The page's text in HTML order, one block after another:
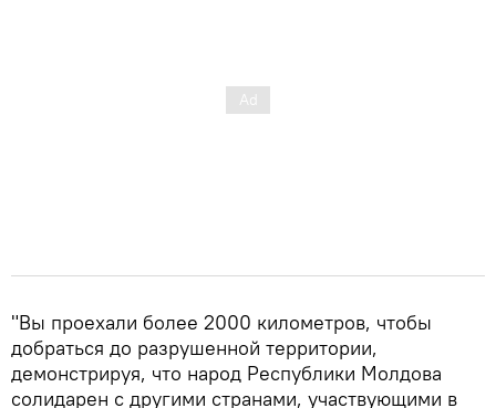
"Вы проехали более 2000 километров, чтобы
добраться до разрушенной территории,
демонстрируя, что народ Республики Молдова
солидарен с другими странами, участвующими в